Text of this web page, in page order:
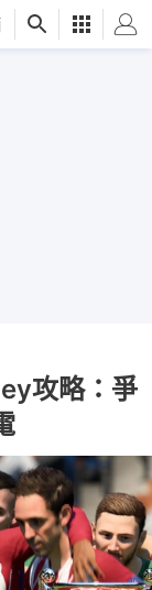
攻略：爭